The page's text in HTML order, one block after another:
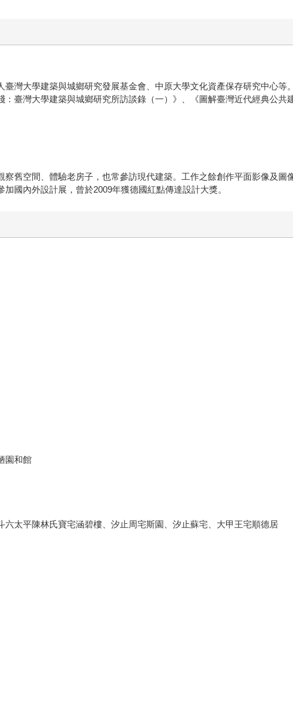
灣大學建築與城鄉研究發展基金會、中原大學文化資產保存研究中心等
臺灣大學建築與城鄉研究所訪談錄（一）》、《圖解臺灣近代經典公共
舊空間、體驗老房子，也常參訪現代建築。工作之餘創作平面影像及圖
國內外設計展，曾於2009年獲德國紅點傳達設計大獎。
園和館
太平陳林氏寶宅涵碧樓、汐止周宅斯園、汐止蘇宅、大甲王宅順德居